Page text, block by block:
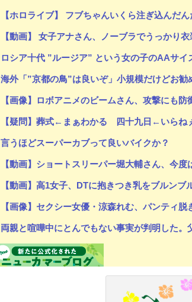
【ホロライブ】 フブちゃんいくら注ぎ込んだ
【動画】 女子アナさん、ノーブラでうっかり
ロシア十代 ”ルージア” という女の子のAAサイ
海外「”京都の鳥”は良いぞ」小規模だけどお
【画像】ロボアニメのビームさん、攻撃にも
【疑問】葬式←まぁわかる 四十九日←いらね
言うほどスーパーカブって良いバイクか？
【動画】ショートスリーパー堀大輔さん、今
【動画】高1女子、DTに抱きつき乳をブルンブ
【画像】セクシー女優・涼森れむ、パンティ
両親と喧嘩中にとんでもない事実が判明した。父に対し